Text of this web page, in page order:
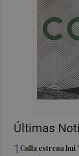
Últimas
1 Culla estrena hui